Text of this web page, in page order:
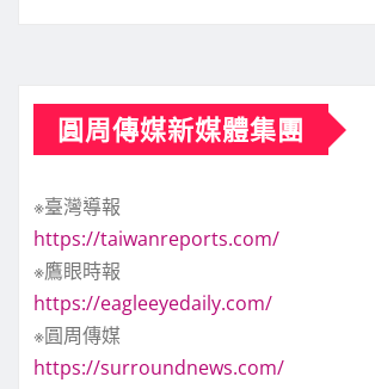
圓周傳媒新媒體集團
※臺灣導報
https://taiwanreports.com/
※鷹眼時報
https://eagleeyedaily.com/
※圓周傳媒
https://surroundnews.com/